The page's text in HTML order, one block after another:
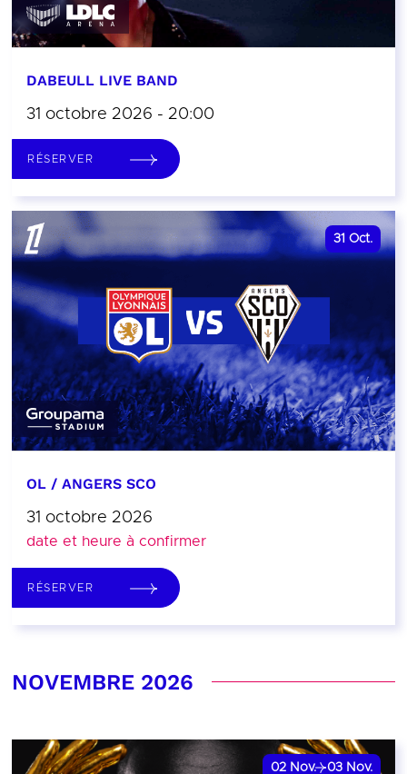
DABEULL LIVE BAND
31 octobre 2026 - 20:00
RÉSERVER
31 Oct.
OL / ANGERS SCO
31 octobre 2026
date et heure à confirmer
RÉSERVER
NOVEMBRE 2026
02 Nov. 03 Nov.